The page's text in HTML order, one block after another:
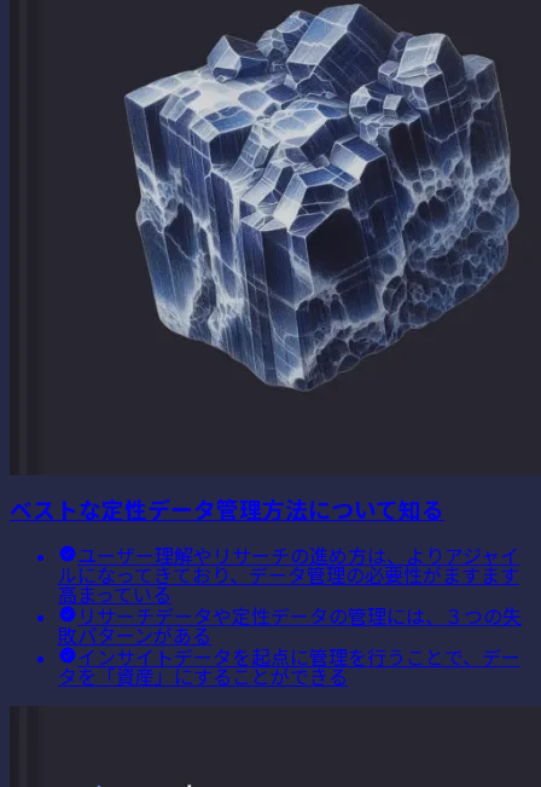
ベストな定性データ管理方法について知る
ユーザー理解やリサーチの進め方は、よりアジャイ
ルになってきており、データ管理の必要性がますます
高まっている
リサーチデータや定性データの管理には、３つの失
敗パターンがある
インサイトデータを起点に管理を行うことで、デー
タを「資産」にすることができる